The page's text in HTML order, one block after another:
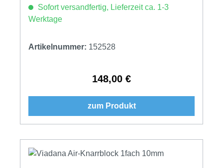
Sofort versandfertig, Lieferzeit ca. 1-3
Werktage
Artikelnummer: 152528
Regulärer Preis:
148,00 €
zum Produkt